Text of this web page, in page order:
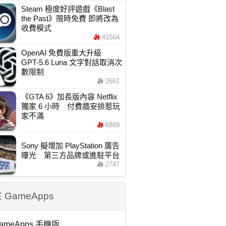
Steam 極度好評遊戲《Blast
the Past》限時免費 即將改為
收費模式
41564
OpenAI 免費版重大升級
GPT-5.6 Luna 文字對話取消次
數限制
2661
《GTA 6》加長版內容 Netflix
獨家 6 小時 付費牆安排惹玩
家不滿
6889
Sony 擬增加 PlayStation 廣告
曝光 第三方品牌或進駐平台
2747
GameApps
手機版